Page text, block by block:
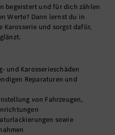
begeistert und für dich zählen
Werte? Dann lernst du in
und sorgst dafür,
und Karosserieschäden
Reparaturen und
von Fahrzeugen,
sowie